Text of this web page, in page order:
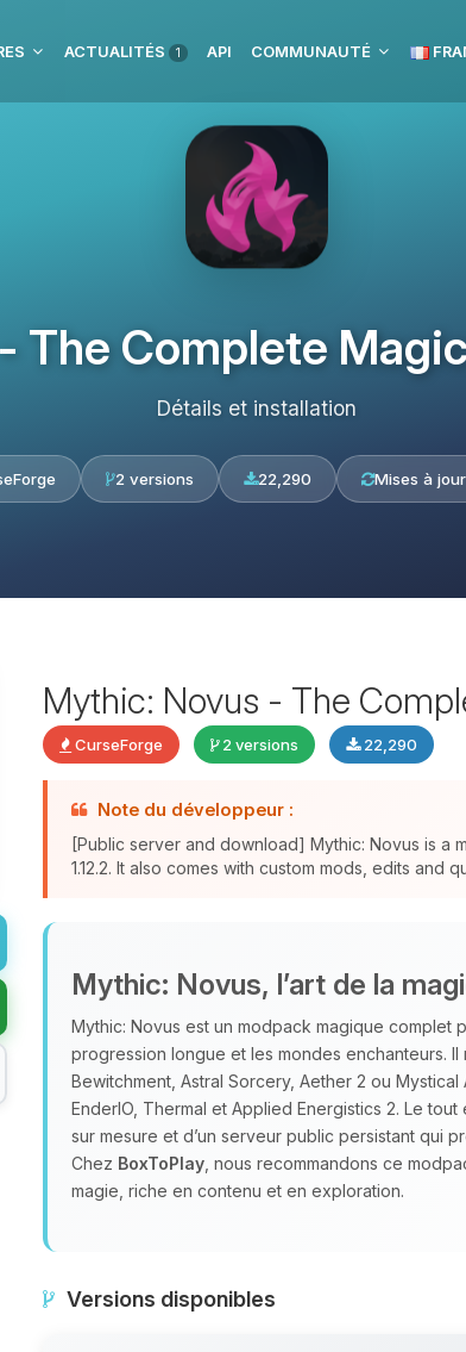
ACTUALITÉS 1 API COMMUNAUTÉ
The Complete
Détails et installation
2 versions 22,290 Mises à
Mythic: Novus - The
CurseForge 2 versions 22,290
Note du développeur :
[Public server and download] Mythic: Novus is a
1.12.2. It also comes with custom mods, edits and
Mythic: Novus, l’art de la
Mythic: Novus est un modpack magique complet
progression longue et les mondes enchanteurs. Il
Bewitchment, Astral Sorcery, Aether 2 ou
EnderIO, Thermal et Applied Energistics 2. Le
sur mesure et d’un serveur public persistant qui
Chez BoxToPlay , nous recommandons ce
magie, riche en contenu et en exploration.
Versions disponibles